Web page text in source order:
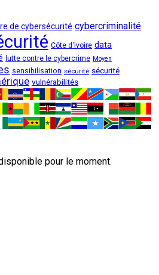
de cybersécurité cybercriminalité
Côte d'Ivoire data
lutte contre le cybercrime Moyen
sensibilisation sécurité sécurité
vulnérabilités
pour le moment.